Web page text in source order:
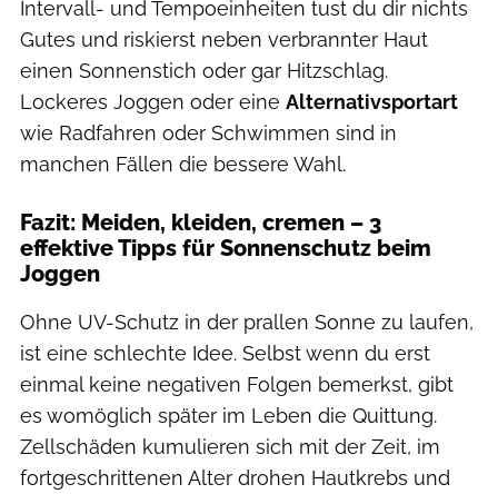
Intervall- und Tempoeinheiten tust du dir nichts
Gutes und riskierst neben verbrannter Haut
einen Sonnenstich oder gar Hitzschlag.
Lockeres Joggen oder eine Alternativsportart
wie Radfahren oder Schwimmen sind in
manchen Fällen die bessere Wahl.
Fazit: Meiden, kleiden, cremen – 3
effektive Tipps für Sonnenschutz beim
Joggen
Ohne UV-Schutz in der prallen Sonne zu laufen,
ist eine schlechte Idee. Selbst wenn du erst
einmal keine negativen Folgen bemerkst, gibt
es womöglich später im Leben die Quittung.
Zellschäden kumulieren sich mit der Zeit, im
fortgeschrittenen Alter drohen Hautkrebs und